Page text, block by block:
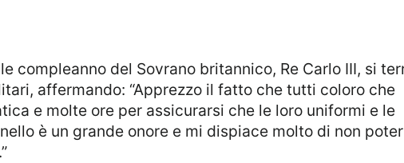
affermando: “Apprezzo il fatto che tutti coloro che
e molte ore per assicurarsi che le loro uniformi e le
è un grande onore e mi dispiace molto di non poter